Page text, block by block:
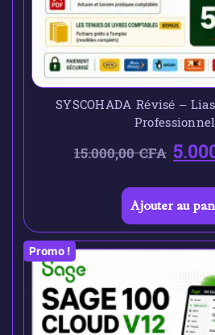
SYSCOHADA Révisé –
15.000,00CFA
Ajouter au
Promo !